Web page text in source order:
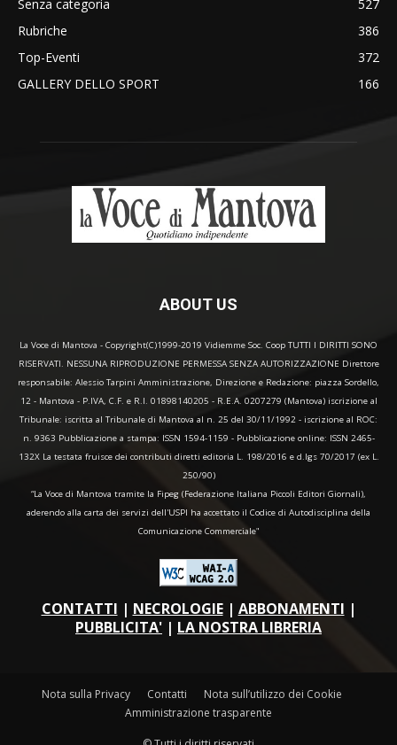
Senza categoria
527
Rubriche
386
Top-Eventi
372
GALLERY DELLO SPORT
166
ABOUT US
La Voce di Mantova - Copyright(C)1999-2019 Vidiemme Soc. Coop TUTTI I DIRITTI SONO
RISERVATI. NESSUNA RIPRODUZIONE PERMESSA SENZA AUTORIZZAZIONE Direttore
responsabile: Alessio Tarpini Amministrazione, Direzione e Redazione: piazza Sordello,
12 - Mantova - P.IVA, C.F. e R.I. 01898140205 - R.E.A. 0207279 (Mantova) iscrizione al
Tribunale: iscritta al Tribunale di Mantova al n. 25 del 30/11/1992 - iscrizione al ROC:
n. 9363 Pubblicazione a stampa: ISSN 1594-1159 - Pubblicazione online: ISSN 2465-
132X La testata fruisce dei contributi diretti editoria L. 198/2016 e d.lgs 70/2017 (ex L.
250/90)
“La Voce di Mantova tramite la Fipeg (Federazione Italiana Piccoli Editori Giornali),
aderendo alla carta dei servizi dell'USPI ha accettato il Codice di Autodisciplina della
Comunicazione Commerciale"
CONTATTI | NECROLOGIE| ABBONAMENTI |
PUBBLICITA' | LA NOSTRA LIBRERIA
Nota sulla Privacy Contatti
Nota sull’utilizzo dei Cookie
Amministrazione trasparente